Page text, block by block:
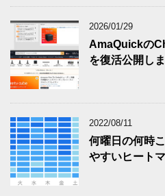
2026/01/29
AmaQuickの
を復活公開し
2022/08/11
何曜日の何時
やすいヒート